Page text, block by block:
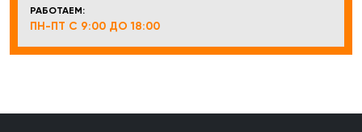
РАБОТАЕМ:
ПН-ПТ С 9:00 ДО 18:00